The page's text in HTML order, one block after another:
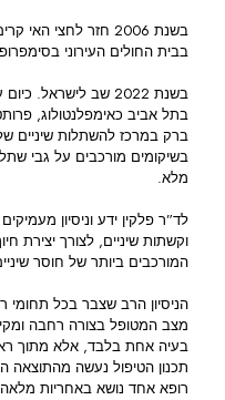
בשנת 2006 חזר
בבית החולים העירוני
בשנת 2022 שב
בתל אביב כאימפלנטולוג,
ברק במרכז להשתלות שיניים
בשיקומים מורכבים על גבי
מלא.
לד”ר פלקין ידע וניסיון
וקשתות שיניים, לצורך יצירת
המורכבים ביותר של חוסר
הניסיון הרב שצבר בכל תחומי
מצב המטופל בצורה רחבה
בעיה אחת בלבד, אלא מתוך
תכנון הטיפול נעשה מהתוצאה
רופא אחד נושא באחריות